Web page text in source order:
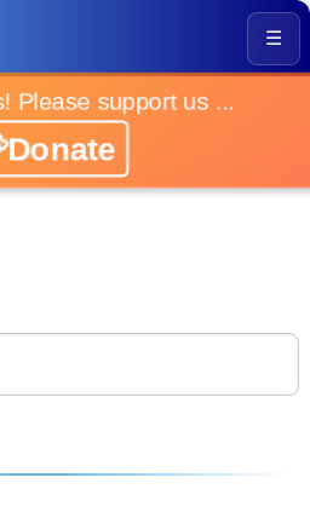
☰
Please support us ...